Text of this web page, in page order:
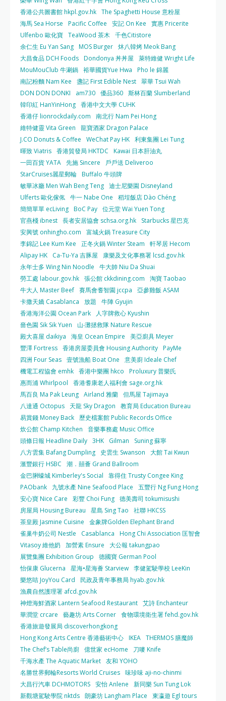
香港公共圖書館 hkpl.gov.hk The Spaghetti House 意粉屋
海馬 Sea Horse
Pacific Coffee 安記 On Kee
實惠 Pricerite
Ulfenbo 歐化寶 TeaWood 茶木 千色Citistore
余仁生 Eu Yan Sang MOS Burger 炑八韓烤 Meok Bang
大昌食品 DCH Foods Dondonya 丼丼屋 萊特維健 Wright Life
MouMouClub 牛涮鍋 裕華國貨Yue Hwa
Pho le 錦麗
南記粉麵 Nam Kee
盞記 First Edible Nest 翠華 Tsui Wah
DON DON DONKI
am730 優品360 斯林百蘭 Slumberland
韓印紅 HanYinHong 香港中文大學 CUHK
香港仔 lionrockdaily.com
南北行 Nam Pei Hong
維特健靈 Vita Green
龍寶酒家 Dragon Palace
J.CO Donuts & Coffee
WeChat Pay HK 利東集團 Lei Tung
暉致 Viatris 香港貿發局 HKTDC
Kawai 日本肝油丸
一田百貨 YATA 先施 Sincere
戶戶送 Deliveroo
StarCruises麗星郵輪 Buffalo 牛頭牌
敏華冰廳 Men Wah Beng Teng 迪士尼樂園 Disneyland
Ulferts 歐化傢俬 牛一 Nabe One
稻埕飯店 Dào Chéng
簡簡單單 ecLiving BoC Pay 位元堂 Wai Yuen Tong
官燕棧 ibnest 長者安居協會 schsa.org.hk
Starbucks 星巴克
安興號 onhingho.com
富城火鍋 Treasure City
李錦記 Lee Kum Kee
正冬火鍋 Winter Steam
軒琴居 Hecom
Alipay HK
Ca-Tu-Ya 吉豚屋 康樂及文化事務署 lcsd.gov.hk
永年士多 Wing Nin Noodle
牛大帥 Niu Da Shuai
勞工處 labour.gov.hk 張公館 ckkdining.com
淘寶 Taobao
牛大人 Master Beef 賽馬會耆智園 jccpa
亞參雞飯 ASAM
卡撒天嬌 Casablanca
放題
牛陣 Gyujin
香港海洋公園 Ocean Park 人字牌救心 Kyushin
嗇色園 Sik Sik Yuen
山‧灘拯救隊 Nature Rescue
殿大喜屋 daikiya
海皇 Ocean Empire
美亞廚具 Meyer
豐澤 Fortress 香港房屋委員會 Housing Authority PayMe
四洲 Four Seas 壹號漁船 Boat One
意美廚 Ideale Chef
機電工程協會 emhk 香港中樂團 hkco
Proluxury 普樂氏
惠而浦 Whirlpool
香港耆康老人福利會 sage.org.hk
馬百良 Ma Pak Leung Airland 雅蘭 但馬屋 Tajimaya
八達通 Octopus 天龍 Sky Dragon
教育局 Education Bureau
易賞錢 Money Back 歷史檔案館 Public Records Office
炊公館 Champ Kitchen
音樂事務處 Music Office
頭條日報 Headline Daily 3HK Gilman
Suning 蘇寧
八方雲集 Bafang Dumpling 史雲生 Swanson
大館 Tai Kwun
滙豐銀行 HSBC
潮．囍薈 Grand Ballroom
金巴脷蠔城 Kimberley's Social
靠得住 Trusty Congee King
PAObank 九號水產 Nine Seafood Place
五豐行 Ng Fung Hong
安心寶 Nice Care
彩豐 Choi Fung 德美壽司 tokumisushi
房屋局 Housing Bureau
星島 Sing Tao
社聯 HKCSS
茶皇殿 Jasmine Cuisine
金象牌Golden Elephant Brand
雀巢牛奶公司 Nestle
Casablanca
Hong Chi Association 匡智會
Vitasoy 維他奶
加營素 Ensure
大公報 takungpao
展覽集團 Exhibition Group
德國寶 German Pool
怡保康 Glucerna
星海•星海薈 Starview 李健駕駛學校 LeeKin
樂悠咭 JoyYou Card
民政及青年事務局 hyab.gov.hk
漁農自然護理署 afcd.gov.hk
神燈海鮮酒家 Lantern Seafood Restaurant 艾詩 Enchanteur
華潤堂 crcare
藝趣坊 Arts Corner 食物環境衛生署 fehd.gov.hk
香港旅遊發展局 discoverhongkong
Hong Kong Arts Centre 香港藝術中心 IKEA THERMOS 膳魔師
The Chef’s Table尚廚 億世家 ecHome
刀嘜 Knife
千海水產 The Aquatic Market 友和 YOHO
名勝世界郵輪Resorts World Cruises 味珍味 aji-no-chinmi
大昌行汽車 DCHMOTORS 安怡 Anlene
新同樂 Sun Tung Lok
新觀塘駕駛學院 nktds 朗豪坊 Langham Place
東瀛遊 Egl tours